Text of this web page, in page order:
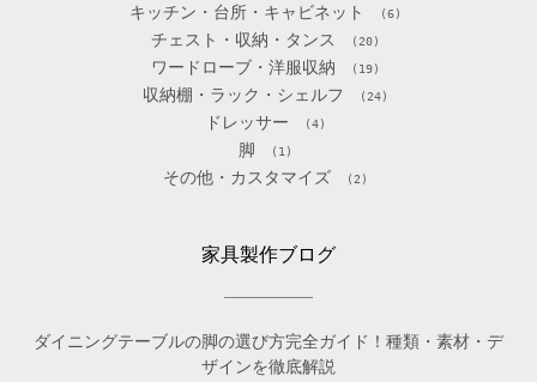
キッチン・台所・キャビネット (6)
チェスト・収納・タンス (20)
ワードローブ・洋服収納 (19)
収納棚・ラック・シェルフ (24)
ドレッサー (4)
脚 (1)
その他・カスタマイズ (2)
家具製作ブログ
ダイニングテーブルの脚の選び方完全ガイド！種類・素材・デ
ザインを徹底解説